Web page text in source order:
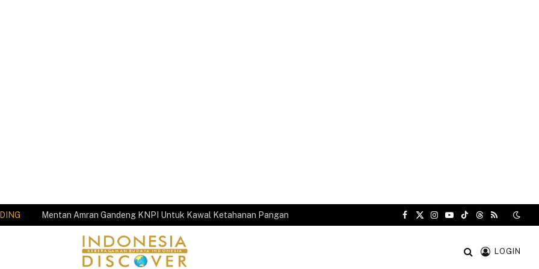
Mentan Amran Gandeng KNPI Untuk Kawal Ketahanan Pangan
Facebook
X
Instagram
YouTube
TikTokThreads
RSS
LOGIN